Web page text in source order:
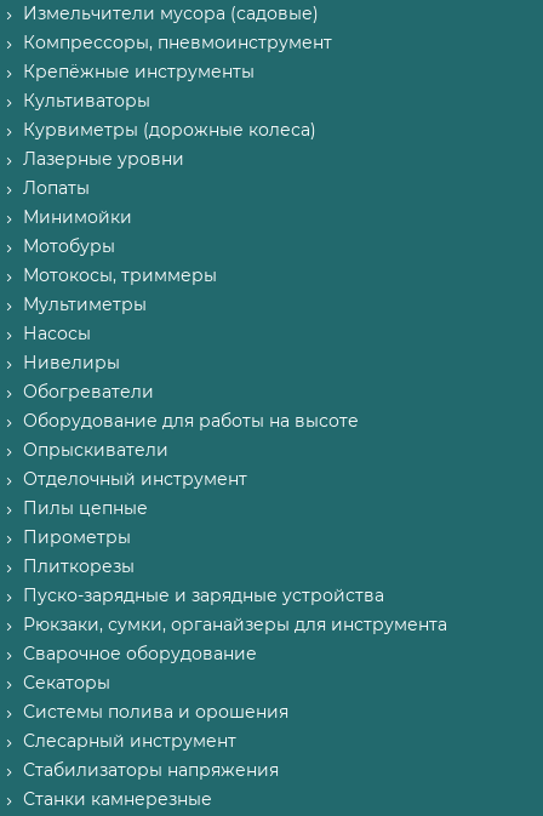
Измельчители мусора (садовые)
Компрессоры, пневмоинструмент
Крепёжные инструменты
Культиваторы
Курвиметры (дорожные колеса)
Лазерные уровни
Лопаты
Минимойки
Мотобуры
Мотокосы, триммеры
Мультиметры
Насосы
Нивелиры
Обогреватели
Оборудование для работы на высоте
Опрыскиватели
Отделочный инструмент
Пилы цепные
Пирометры
Плиткорезы
Пуско-зарядные и зарядные устройства
Рюкзаки, сумки, органайзеры для инструмента
Сварочное оборудование
Секаторы
Системы полива и орошения
Слесарный инструмент
Стабилизаторы напряжения
Станки камнерезные